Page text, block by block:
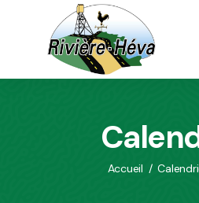
Accueil /